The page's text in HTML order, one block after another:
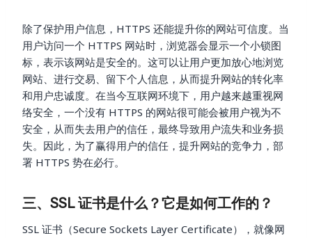
除了保护用户信息，HTTPS 还能提升你的网站可信度。当
用户访问一个 HTTPS 网站时，浏览器会显示一个小锁图
标，表示该网站是安全的。这可以让用户更加放心地浏览
网站、进行交易、留下个人信息，从而提升网站的转化率
和用户忠诚度。在当今互联网环境下，用户越来越重视网
络安全，一个没有 HTTPS 的网站很可能会被用户视为不
安全，从而失去用户的信任，最终导致用户流失和业务损
失。因此，为了赢得用户的信任，提升网站的竞争力，部
署 HTTPS 势在必行。
三、SSL 证书是什么？它是如何工作的？
SSL 证书（Secure Sockets Layer Certificate），就像网